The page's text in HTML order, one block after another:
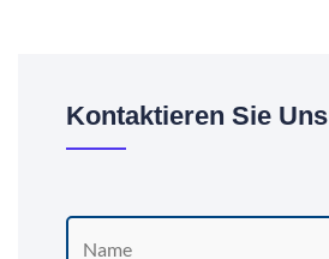
Kontaktieren Sie Uns